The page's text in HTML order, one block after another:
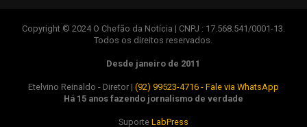
Copyright © 2024 O Chefão da Notícia | CNPJ : 17.568.541/0001-13.
Todos os direitos reservados.
Desde janeiro de 2011
Etelvino Reinaldo - Diretor | (92) 99523-4716 - Fale via WhatsApp
Há 15 anos fazendo jornalismo de verdade
Suporte LabPress